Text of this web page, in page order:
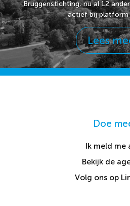
Bruggenstichting, nu al 12
actief bij platform
Lees
Doe
Ik meld me
Bekijk de
Volg ons op